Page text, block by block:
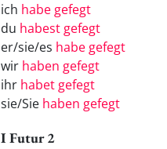
ich habe gefegt
du habest gefegt
er/sie/es habe gefegt
wir haben gefegt
ihr habet gefegt
sie/Sie haben gefegt
I Futur 2